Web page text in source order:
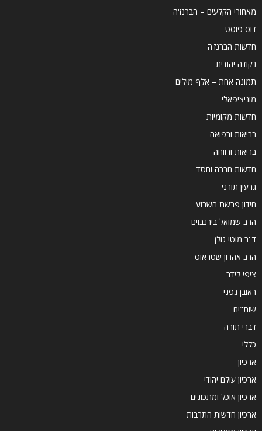
מאחורי הקלעים – הברנז'ה
דוס פוסט
חדשות הברנז'ה
נקודה יהודית
תמונה אחת = אלף מילים
מוניציפאלי
חדשות מקומיות
בריאות ורפואה
בריאות ורווחה
חדשות חברה וחסד
גרעין תורני
חידון פרשת השבוע
הרב שמואל בירנבוים
ד''ר מוטי גולן
הרב אהרון שטראוס
ציפי לידר
ראובן גפני
שות"ים
דברי תורה
כללי
ארכיון
ארכיון עולם יהודי
ארכיון אוכל ומתכונים
ארכיון חדשות התרבות